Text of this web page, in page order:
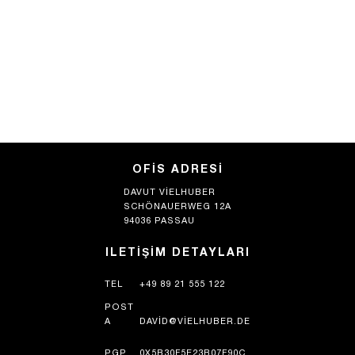
OFIS ADRESI
DAVUT VIELHUBER
SCHÖNAUERWEG 12A
94036 PASSAU
ILETIŞIM DETAYLARI
TEL +49 89 21 555 122
POST
A
DAVID@VIELHUBER.DE